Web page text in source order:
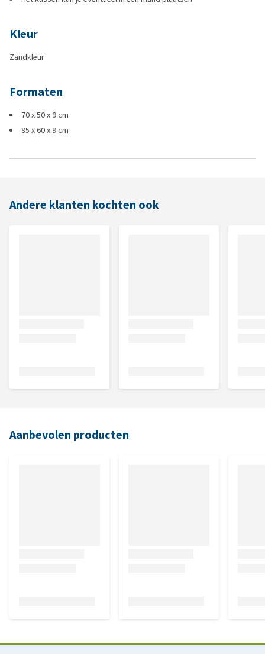
Kleur
Zandkleur
Formaten
70 x 50 x 9 cm
85 x 60 x 9 cm
Andere klanten kochten ook
Aanbevolen producten